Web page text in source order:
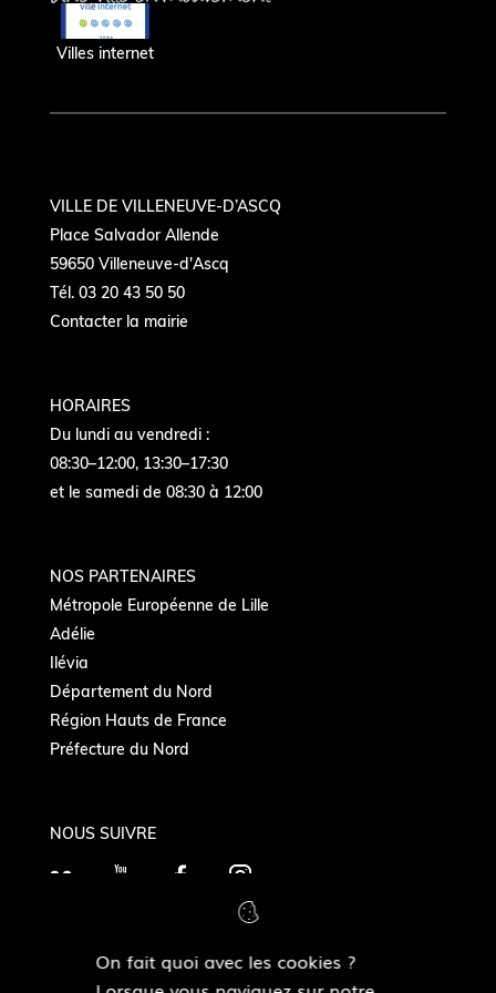
On fait quoi avec les cookies ?
Villes internet
VILLE DE VILLENEUVE-D’ASCQ
Place Salvador Allende
59650 Villeneuve-d'Ascq
Tél. 03 20 43 50 50
Contacter la mairie
HORAIRES
Du lundi au vendredi :
08:30–12:00, 13:30–17:30
et le samedi de 08:30 à 12:00
NOS PARTENAIRES
Métropole Européenne de Lille
Adélie
Ilévia
Département du Nord
Région Hauts de France
Préfecture du Nord
NOUS SUIVRE
F
Y
T
F
e
I
t
MAIRIES DE QUARTIERS